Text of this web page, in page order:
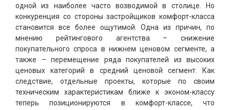
одной из наиболее часто возводимой в столице. Но
конкуренция со стороны застройщиков комфорт-класса
становится все более ощутимой. Одна из причин, по
мнению рейтингового агентства – снижение
покупательного спроса в нижнем ценовом сегменте, а
также – перемещение ряда покупателей из высоких
ценовых категорий в средний ценовой сегмент. Как
следствие, отдельные проекты, которые по своим
техническим характеристикам ближе к эконом-классу
теперь позиционируются в комфорт-классе, что